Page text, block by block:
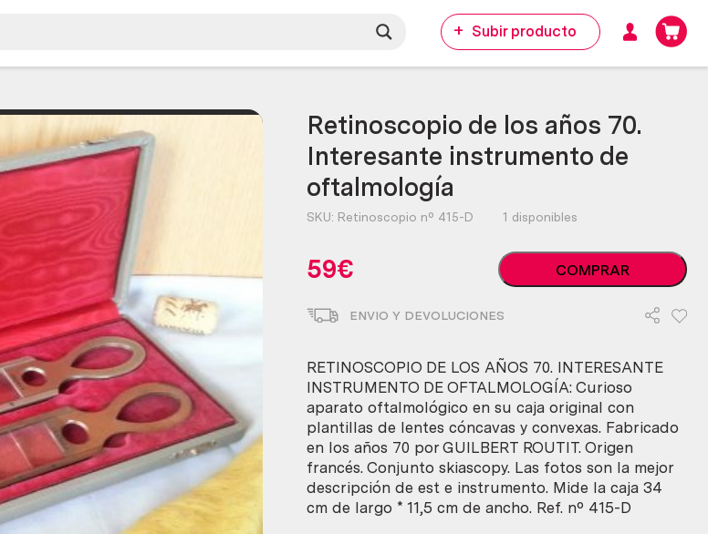
Subir producto
Retinoscopio de los años 70.
Interesante instrumento de
oftalmología
SKU: Retinoscopio nº 415-D 1 disponibles
59€
Retinoscopio
de
años
Interesante
instrumento
de
oftalmología
cantidad
COMPRAR
ENVIO Y DEVOLUCIONES
RETINOSCOPIO DE LOS AÑOS 70. INTERESANTE
INSTRUMENTO DE OFTALMOLOGÍA: Curioso
aparato oftalmológico en su caja original con
plantillas de lentes cóncavas y convexas. Fabricado
en los años 70 por GUILBERT ROUTIT. Origen
francés. Conjunto skiascopy. Las fotos son la mejor
descripción de est e instrumento. Mide la caja 34
cm de largo * 11,5 cm de ancho. Ref. nº 415-D